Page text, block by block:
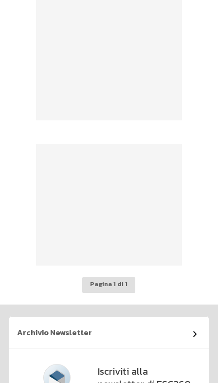
Pagina 1 di 1
Archivio Newsletter
Iscriviti alla